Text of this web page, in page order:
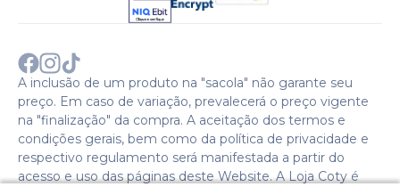
Sobre a COTY no mundo
A inclusão de um produto na "sacola" não garante seu
preço. Em caso de variação, prevalecerá o preço vigente
na "finalização" da compra. A aceitação dos termos e
condições gerais, bem como da política de privacidade e
respectivo regulamento será manifestada a partir do
acesso e uso das páginas deste Website. A Loja Coty é